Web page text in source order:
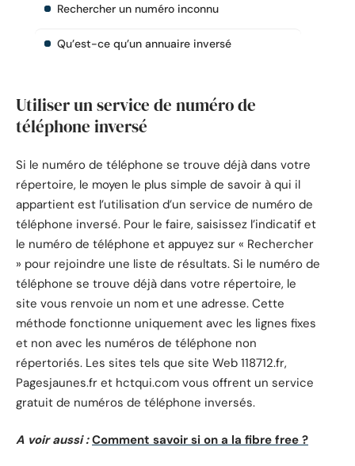
Rechercher un numéro inconnu
Qu’est-ce qu’un annuaire inversé
Utiliser un service de numéro de
téléphone inversé
Si le numéro de téléphone se trouve déjà dans votre
répertoire, le moyen le plus simple de savoir à qui il
appartient est l’utilisation d’un service de numéro de
téléphone inversé. Pour le faire, saisissez l’indicatif et
le numéro de téléphone et appuyez sur « Rechercher
» pour rejoindre une liste de résultats. Si le numéro de
téléphone se trouve déjà dans votre répertoire, le
site vous renvoie un nom et une adresse. Cette
méthode fonctionne uniquement avec les lignes fixes
et non avec les numéros de téléphone non
répertoriés. Les sites tels que site Web 118712.fr,
Pagesjaunes.fr et hctqui.com vous offrent un service
gratuit de numéros de téléphone inversés.
A voir aussi : Comment savoir si on a la fibre free ?